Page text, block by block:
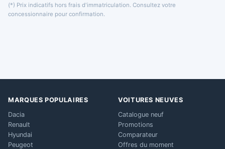
(*) Prix indicatifs hors frais d'immatriculation. Consultez votre
concessionnaire pour confirmation.
MARQUES POPULAIRES
Dacia
Renault
Hyundai
Peugeot
VOITURES NEUVES
Catalogue neuf
Promotions
Comparateur
Offres du moment